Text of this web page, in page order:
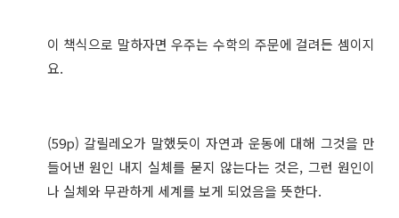
이 책식으로 말하자면 우주는 수학의 주문에 걸려든 셈이지
요.
(59p) 갈릴레오가 말했듯이 자연과 운동에 대해 그것을 만
들어낸 원인 내지 실체를 묻지 않는다는 것은, 그런 원인이
나 실체와 무관하게 세계를 보게 되었음을 뜻한다.